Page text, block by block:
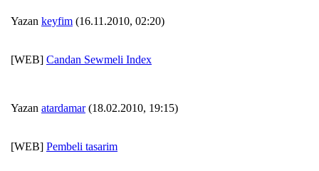
Yazan keyfim (16.11.2010, 02:20)
[WEB] Candan Sewmeli Index
Yazan atardamar(18.02.2010, 19:15)
[WEB] Pembeli tasarim